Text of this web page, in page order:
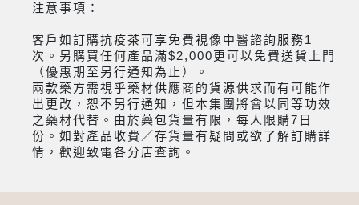
注意事項：
客戶如訂購抗疫茶可享免費視像中醫諮詢服務1
次。另購買任何產品滿$2,000更可以免費送貨上門
（優惠期至另行通知為止）。
兩款藥方需視乎藥材供應商的貨源供求而有可能作
出更改，恕不另行通知，但本集團將會以同等功效
之藥材代替。由於藥包貨量有限，每人限購7日
份。如對產品收費／存貨量有疑問或欲了解訂購詳
情，歡迎致電各分店查詢。